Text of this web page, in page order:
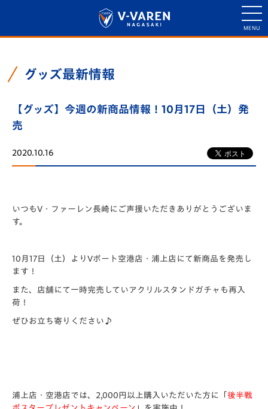
グッズ最新情報
【グッズ】今週の新商品情報！10月17日（土）発
売
2020.10.16
いつもV・ファーレン長崎にご声援いただきありがとうございま
す。
10月17日（土）よりVポート空港店・浦上店にて新商品を発売し
ます！
また、店舗にて一時完売していアクリルスタンドガチャも再入
荷！
ぜひお立ち寄りください♪
浦上店・空港店では、2,000円以上購入いただいた方に「 後半戦